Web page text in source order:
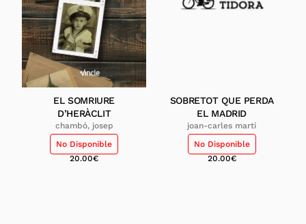
EL SOMRIURE
D’HERÀCLIT
chambó, josep
No Disponible
20.00€
SOBRETOT QUE PERDA
EL MADRID
joan-carles martí
No Disponible
20.00€